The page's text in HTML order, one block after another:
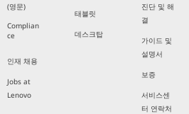
(영문)
Complian
ce
인재 채용
Jobs at
Lenovo
태블릿
데스크탑
진단 및 해
결
가이드 및
설명서
보증
서비스센
터 연락처